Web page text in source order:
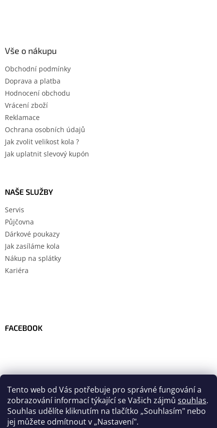
Tento web od Vás potřebuje pro správné fungování a
zobrazování informací týkající se Vašich zájmů souhlas.
Souhlas udělíte kliknutím na tlačítko „Souhlasím" nebo
jej můžete odmítnout v „Nastavení".
Vše o nákupu
Obchodní podmínky
Doprava a platba
Hodnocení obchodu
Vrácení zboží
Reklamace
Ochrana osobních údajů
Jak zvolit velikost kola ?
Jak uplatnit slevový kupón
NAŠE SLUŽBY
Servis
Půjčovna
Dárkové poukazy
Jak zasíláme kola
Nákup na splátky
Kariéra
FACEBOOK